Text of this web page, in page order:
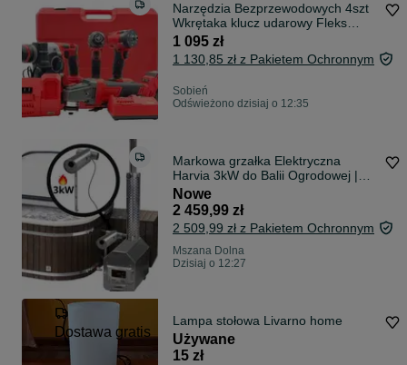
Narzędzia Bezprzewodowych 4szt
Wkrętaka klucz udarowy Fleks
Wiertarko-Wkrętarka Udarowa 4x
6Ah LG do MILWAUKEE
1 095 zł
1 130,85 zł z Pakietem Ochronnym
Sobień
Odświeżono dzisiaj o 12:35
Markowa grzałka Elektryczna
Harvia 3kW do Balii Ogrodowej |
Grzalka z termostatem do jacuzzi
bani
Nowe
2 459,99 zł
2 509,99 zł z Pakietem Ochronnym
Mszana Dolna
Dzisiaj o 12:27
Dostawa gratis
Lampa stołowa Livarno home
Używane
15 zł